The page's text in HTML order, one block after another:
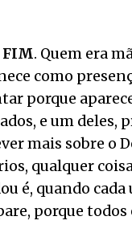
FIM. Quem era
como
porque
e um
mais sobre o
qualquer
é, quando cada
porque